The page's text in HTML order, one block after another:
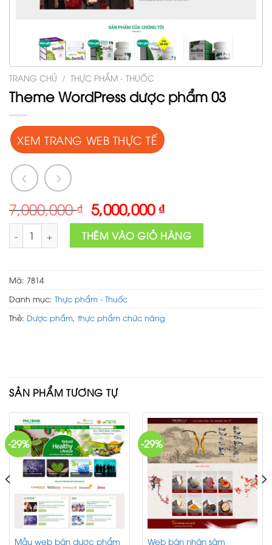
TRANG CHỦ / THỰC PHẨM - THUỐC
Theme WordPress dược phẩm 03
XEM TRANG WEB THỰC TẾ
7,000,000₫ Original
price
was:
7,000,000 ₫.
5,000,000₫Current
price
is:
5,000,000 ₫.
Theme Wordpress dược phẩm 03 số lượng
THÊM VÀO GIỎ HÀNG
Mã: 7814
Danh mục: Thực phẩm - Thuốc
Thẻ: Dược phẩm, thực phẩm chức năng
SẢN PHẨM TƯƠNG TỰ
-29%
Mẫu web bán dược phẩm
-29%
Web bán nhân sâm